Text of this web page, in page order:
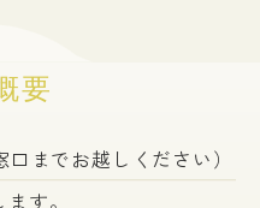
要
までお越しください）
す。